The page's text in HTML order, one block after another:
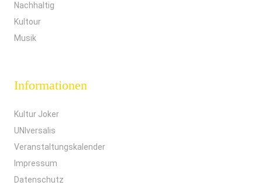
Nachhaltig
Kultour
Musik
Informationen
Kultur Joker
UNIversalis
Veranstaltungskalender
Impressum
Datenschutz